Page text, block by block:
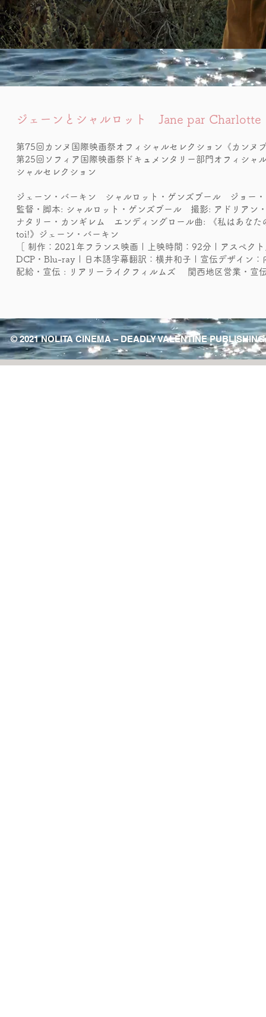
ジェー ンとシャルロット Jane par Charlotte
第75回カンヌ国際映画祭オフィシャルセレクション《カン
第25回ソフィア国際映画祭ドキュメンタリー部門オフィシ
シャルセレクション
ジェーン・バーキン シャルロット・ゲンズブール ジョー
監督・脚本: シャルロット・ゲンズブール 撮影: アドリア
ナタリー・カンギレム エンディングロール曲: 《私はあな
toi!》ジェーン・バーキン
［ 制作：2021年フランス映画 | 上映時間：92分 | アスペ
DCP・Blu-ray | 日本語字幕翻訳：横井和子 | 宣伝デザイ
配給・宣伝 : リアリーライクフィルムズ 関西地区営業・宣
© 2021 NOLITA CINEMA – DEADLY VALENTINE